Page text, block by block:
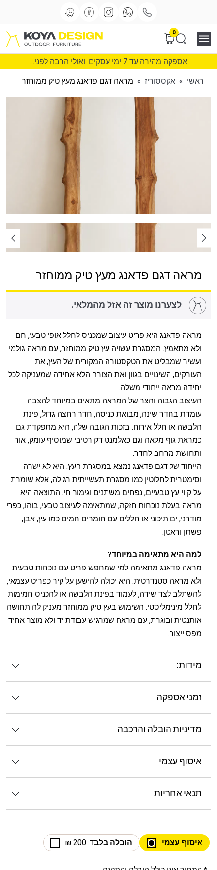
0
אספקה מהירה עד 7 ימי עסקים. ואולי הרבה לפני...
ראשי » אקססוריז » מראה דגם פדאנג מעץ טיק ממוחזר
מראה דגם פדאנג מעץ טיק ממוחזר
לצערנו מוצר זה אזל מהמלאי.
מראה פדאנג היא פריט עיצוב שמכניס לחלל אופי טבעי, חם
ולא מתאמץ. המסגרת עשויה עץ טיק ממוחזר, עם מראה גולמי
ועשיר שמבליט את הטקסטורה המקורית של העץ, את
העורקים, השינויים בגוון ואת הצורה הלא אחידה שמעניקה לכל
יחידה מראה ייחודי משלה.
העיצוב הגבוה והצר של המראה מתאים במיוחד להצבה
עומדת בחדר שינה, מבואת כניסה, חדר רחצה גדול, פינת
הלבשה או חלל אירוח. בזכות הגובה שלה, היא מתפקדת גם
כמראת גוף מלאה וגם כאלמנט דקורטיבי שמוסיף עומק, אור
ותחושת מרחב לחדר.
הייחוד של דגם פדאנג נמצא במסגרת העץ: היא לא ישרה
וסימטרית לחלוטין כמו מסגרת תעשייתית רגילה, אלא שומרת
על קווי עץ טבעיים, נפחים משתנים וגימור חי. התוצאה היא
מראה בעלת נוכחות חזקה, שמתאימה לעיצוב טבעי, בוהו, כפרי
מודרני, ים תיכוני או חללים עם חומרים חמים כמו עץ, אבן,
פשתן וראטן.
למה היא מתאימה במיוחד?
מראה פדאנג מתאימה למי שמחפש פריט עם נוכחות טבעית
ולא מראה סטנדרטית. היא יכולה להישען על קיר כפריט עצמאי,
להשתלב לצד שידה, לעמוד בפינת הלבשה או להכניס חמימות
לחלל מינימליסטי. השימוש בעץ טיק ממוחזר מעניק לה תחושה
אותנטית ובוגרת, עם מראה שמרגיש עבודת יד ולא מוצר אחיד
מפס ייצור.
מידות:
זמני אספקה
מדיניות הובלה והרכבה
איסוף עצמי
תנאי אחריות
איסוף עצמי הובלה בלבד: 200 ₪